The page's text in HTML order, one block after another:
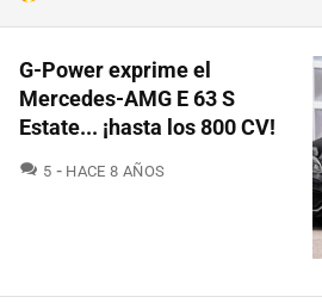
G-Power exprime el
Mercedes-AMG E 63 S
Estate... ¡hasta los 800 CV!
5 COMENTARIOS
HACE 8 AÑOS